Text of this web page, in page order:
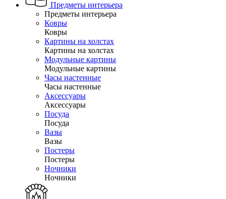
Предметы интерьера
Предметы интерьера
Ковры
Ковры
Картины на холстах
Картины на холстах
Модульные картины
Модульные картины
Часы настенные
Часы настенные
Аксессуары
Аксессуары
Посуда
Посуда
Вазы
Вазы
Постеры
Постеры
Ночники
Ночники